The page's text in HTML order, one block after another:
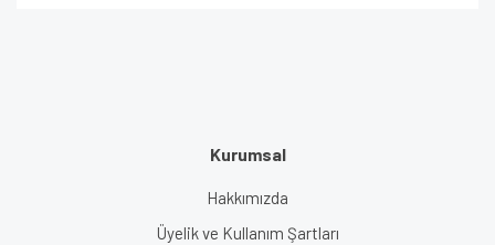
Kurumsal
Hakkımızda
Üyelik ve Kullanım Şartları